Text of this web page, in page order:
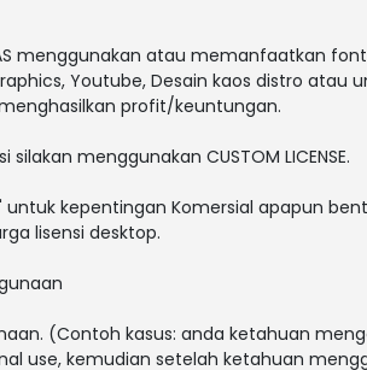
menggunakan atau memanfaatkan
Youtube, Desain kaos distro atau
profit/keuntungan.
menggunakan CUSTOM LICENSE.
kepentingan Komersial apapun
lisensi desktop.
(Contoh kasus: anda ketahuan
use, kemudian setelah ketahuan